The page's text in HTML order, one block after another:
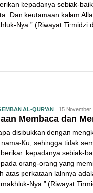
kepadanya sebiak-
Dan keutamaan kalam
Nya.” (Riwayat Tirmidzi
AL-QUR'AN 15 November
Membaca dan
disibukkan dengan
Ku, sehingga tidak
kepadanya sebiak-
orang-orang yang
atas perkataan lainnya
Nya.” (Riwayat